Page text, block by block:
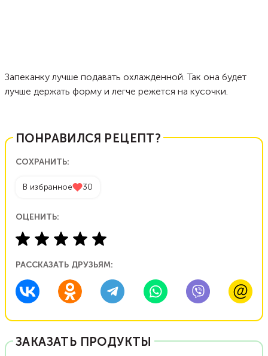
Запеканку лучше подавать охлажденной. Так она будет
лучше держать форму и легче режется на кусочки.
ПОНРАВИЛСЯ РЕЦЕПТ?
СОХРАНИТЬ:
В избранное 30
ОЦЕНИТЬ:
РАССКАЗАТЬ ДРУЗЬЯМ:
ЗАКАЗАТЬ ПРОДУКТЫ